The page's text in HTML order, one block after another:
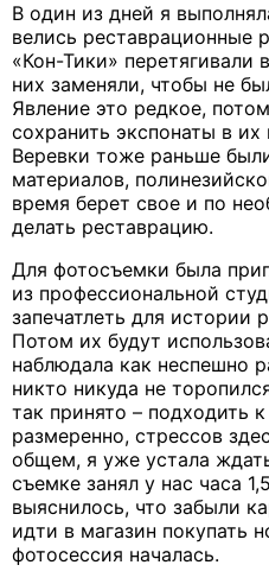
В один из дней я
велись реставрационные
«Кон-Тики» перетягивали
них заменяли, чтобы не
Явление это редкое,
сохранить экспонаты в
Веревки тоже раньше
материалов,
время берет свое и по
делать реставрацию.
Для фотосъемки была
из профессиональной
запечатлеть для истории
Потом их будут
наблюдала как неспешно
никто никуда не
так принято – подходить
размеренно, стрессов
общем, я уже устала
съемке занял у нас часа
выяснилось, что забыли
идти в магазин покупать
фотосессия началась.